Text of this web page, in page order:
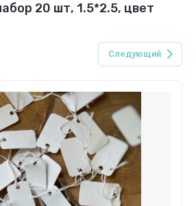
20 шт, 1.5*2.5, цвет
Следующий